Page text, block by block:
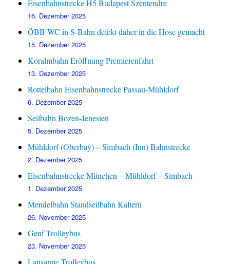
Eisenbahnstrecke H5 Budapest Szentendre
16. Dezember 2025
ÖBB WC in S-Bahn defekt daher in die Hose gemacht
15. Dezember 2025
Koralmbahn Eröffnung Premierenfahrt
13. Dezember 2025
Rottelbahn Eisenbahnstrecke Passau-Mühldorf
6. Dezember 2025
Seilbahn Bozen-Jenesien
5. Dezember 2025
Mühldorf (Oberbay) – Simbach (Inn) Bahnstrecke
2. Dezember 2025
Eisenbahnstrecke München – Mühldorf – Simbach
1. Dezember 2025
Mendelbahn Standseilbahn Kaltern
26. November 2025
Genf Trolleybus
23. November 2025
Lausanne Trolleybus